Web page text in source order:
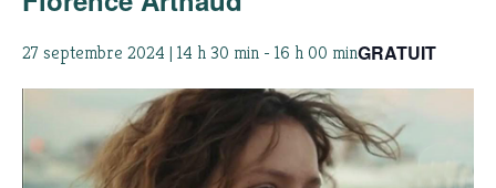
27 septembre 2024 | 14 h 30 min - 16 h 00 minGRATUIT